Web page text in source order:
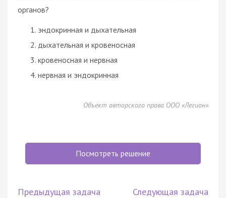
органов?
эндокринная и дыхательная
дыхательная и кровеносная
кровеносная и нервная
нервная и эндокринная
Объект авторского права ООО «Легион»
Посмотреть решение
Предыдущая задача Следующая задача